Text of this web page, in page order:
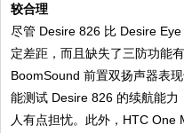
较合理
尽管 Desire 826 比 Desire
定差距，而且缺失了三防功能
BoomSound 前置双扬声器表
能测试 Desire 826 的续航能
人有点担忧。此外，HTC